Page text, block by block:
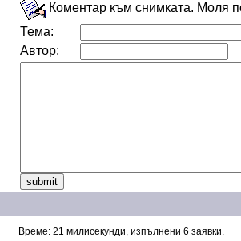
Коментар към снимката. Моля
Тема:
Автор:
Време: 21 милисекунди, изпълнени 6 заявки.